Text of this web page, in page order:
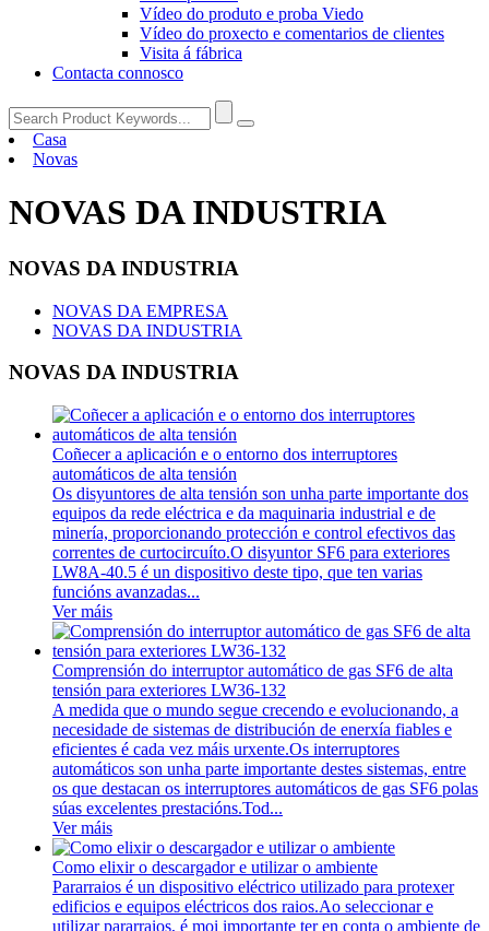
Vídeo do produto e proba Viedo
Vídeo do proxecto e comentarios de clientes
Visita á fábrica
Contacta connosco
Casa
Novas
NOVAS DA INDUSTRIA
NOVAS DA INDUSTRIA
NOVAS DA EMPRESA
NOVAS DA INDUSTRIA
NOVAS DA INDUSTRIA
Coñecer a aplicación e o entorno dos interruptores
automáticos de alta tensión
Os disyuntores de alta tensión son unha parte importante dos
equipos da rede eléctrica e da maquinaria industrial e de
minería, proporcionando protección e control efectivos das
correntes de curtocircuíto.O disyuntor SF6 para exteriores
LW8A-40.5 é un dispositivo deste tipo, que ten varias
funcións avanzadas...
Ver máis
Comprensión do interruptor automático de gas SF6 de alta
tensión para exteriores LW36-132
A medida que o mundo segue crecendo e evolucionando, a
necesidade de sistemas de distribución de enerxía fiables e
eficientes é cada vez máis urxente.Os interruptores
automáticos son unha parte importante destes sistemas, entre
os que destacan os interruptores automáticos de gas SF6 polas
súas excelentes prestacións.Tod...
Ver máis
Como elixir o descargador e utilizar o ambiente
Pararraios é un dispositivo eléctrico utilizado para protexer
edificios e equipos eléctricos dos raios.Ao seleccionar e
utilizar pararraios, é moi importante ter en conta o ambiente de